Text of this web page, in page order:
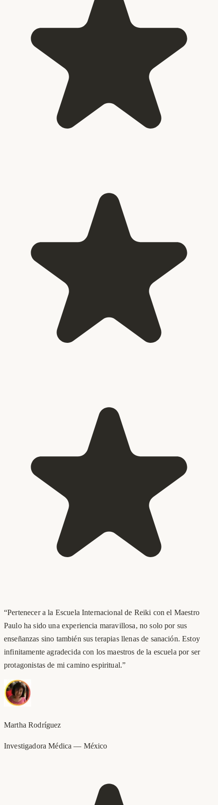
“Pertenecer a la Escuela Internacional de Reiki con el Maestro
Paulo ha sido una experiencia maravillosa, no solo por sus
enseñanzas sino también sus terapias llenas de sanación. Estoy
infinitamente agradecida con los maestros de la escuela por ser
protagonistas de mi camino espiritual.”
Martha Rodríguez
Investigadora Médica — México